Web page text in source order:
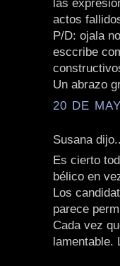
las
actos
P/D: ojala
esccribe
Un abrazo
20 DE
Susana
Es cierto
bélico en
Los
parece
Cada vez
lamentable.